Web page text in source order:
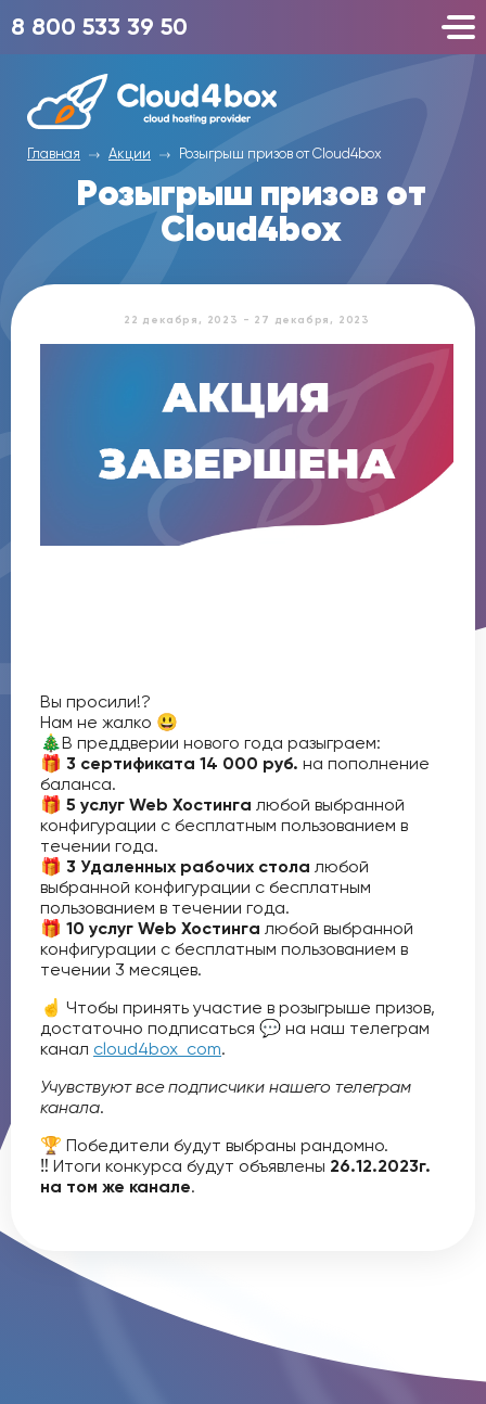
8 800 533 39 50
Главная Акции Розыгрыш призов от Cloud4box
Розыгрыш призов от
Cloud4box
Вы просили!?
Нам не жалко 😃
🎄В преддверии нового года разыграем:
🎁 3 сертификата 14 000 руб. на пополнение
баланса.
🎁 5 услуг Web Хостинга любой выбранной
конфигурации с бесплатным пользованием в
течении года.
🎁 3 Удаленных рабочих стола любой
выбранной конфигурации с бесплатным
пользованием в течении года.
🎁 10 услуг Web Хостинга любой выбранной
конфигурации с бесплатным пользованием в
течении 3 месяцев.
☝️ Чтобы принять участие в розыгрыше призов,
достаточно подписаться 💬 на наш телеграм
канал cloud4box_com.
Учувствуют все подписчики нашего телеграм
канала.
🏆 Победители будут выбраны рандомно.
‼️ Итоги конкурса будут объявлены 26.12.2023г.
на том же канале.
22 декабря, 2023 - 27 декабря, 2023